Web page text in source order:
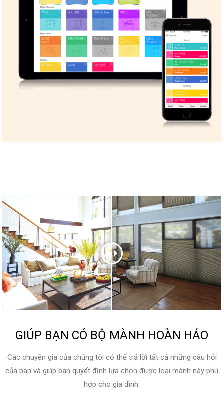
GIÚP BẠN CÓ BỘ MÀNH HOÀN HẢO
Các chuyên gia của chúng tôi có thể trả lời tất cả những câu hỏi
của bạn và giúp bạn quyết định lựa chọn được loại mành này phù
hợp cho gia đình.